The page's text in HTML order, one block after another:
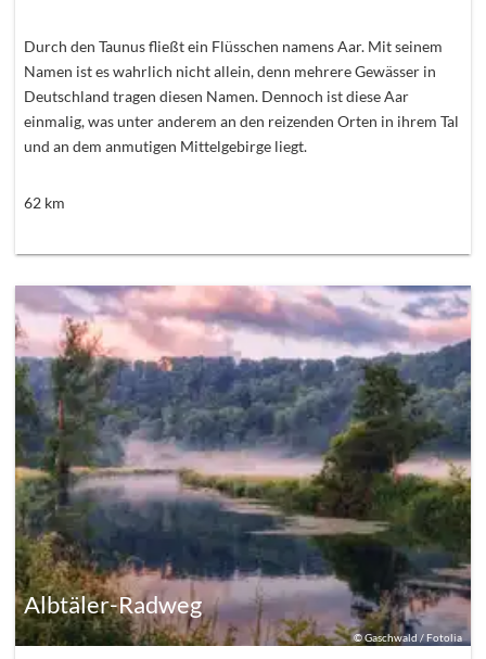
Durch den Taunus fließt ein Flüsschen namens Aar. Mit seinem
Namen ist es wahrlich nicht allein, denn mehrere Gewässer in
Deutschland tragen diesen Namen. Dennoch ist diese Aar
einmalig, was unter anderem an den reizenden Orten in ihrem Tal
und an dem anmutigen Mittelgebirge liegt.
62km
©Gaschwald / Fotolia
Albtäler-Radweg